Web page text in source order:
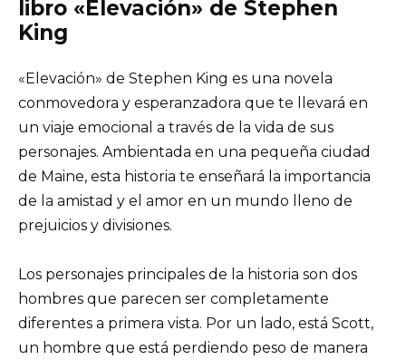
libro «Elevación» de Stephen
King
«Elevación» de Stephen King es una novela
conmovedora y esperanzadora que te llevará en
un viaje emocional a través de la vida de sus
personajes. Ambientada en una pequeña ciudad
de Maine, esta historia te enseñará la importancia
de la amistad y el amor en un mundo lleno de
prejuicios y divisiones.
Los personajes principales de la historia son dos
hombres que parecen ser completamente
diferentes a primera vista. Por un lado, está Scott,
un hombre que está perdiendo peso de manera